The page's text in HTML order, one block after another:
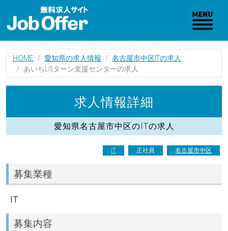
HOME 愛知県の求人情報
名古屋市中区ITの求人
あいちUIJターン支援センターの求人
求人情報詳細
愛知県名古屋市中区のITの求人
IT 正社員 名古屋市中区
募集業種
IT
募集内容